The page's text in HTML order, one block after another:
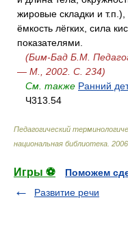
жировые складки и
ёмкость лёгких, сила
показателями.
(Бим-Бад Б.М.
— М., 2002. С. 234)
См. также Ранний
Ч313.54
Педагогический
национальная библиотека 2006
Игры ⚽
Поможем
Развитие речи